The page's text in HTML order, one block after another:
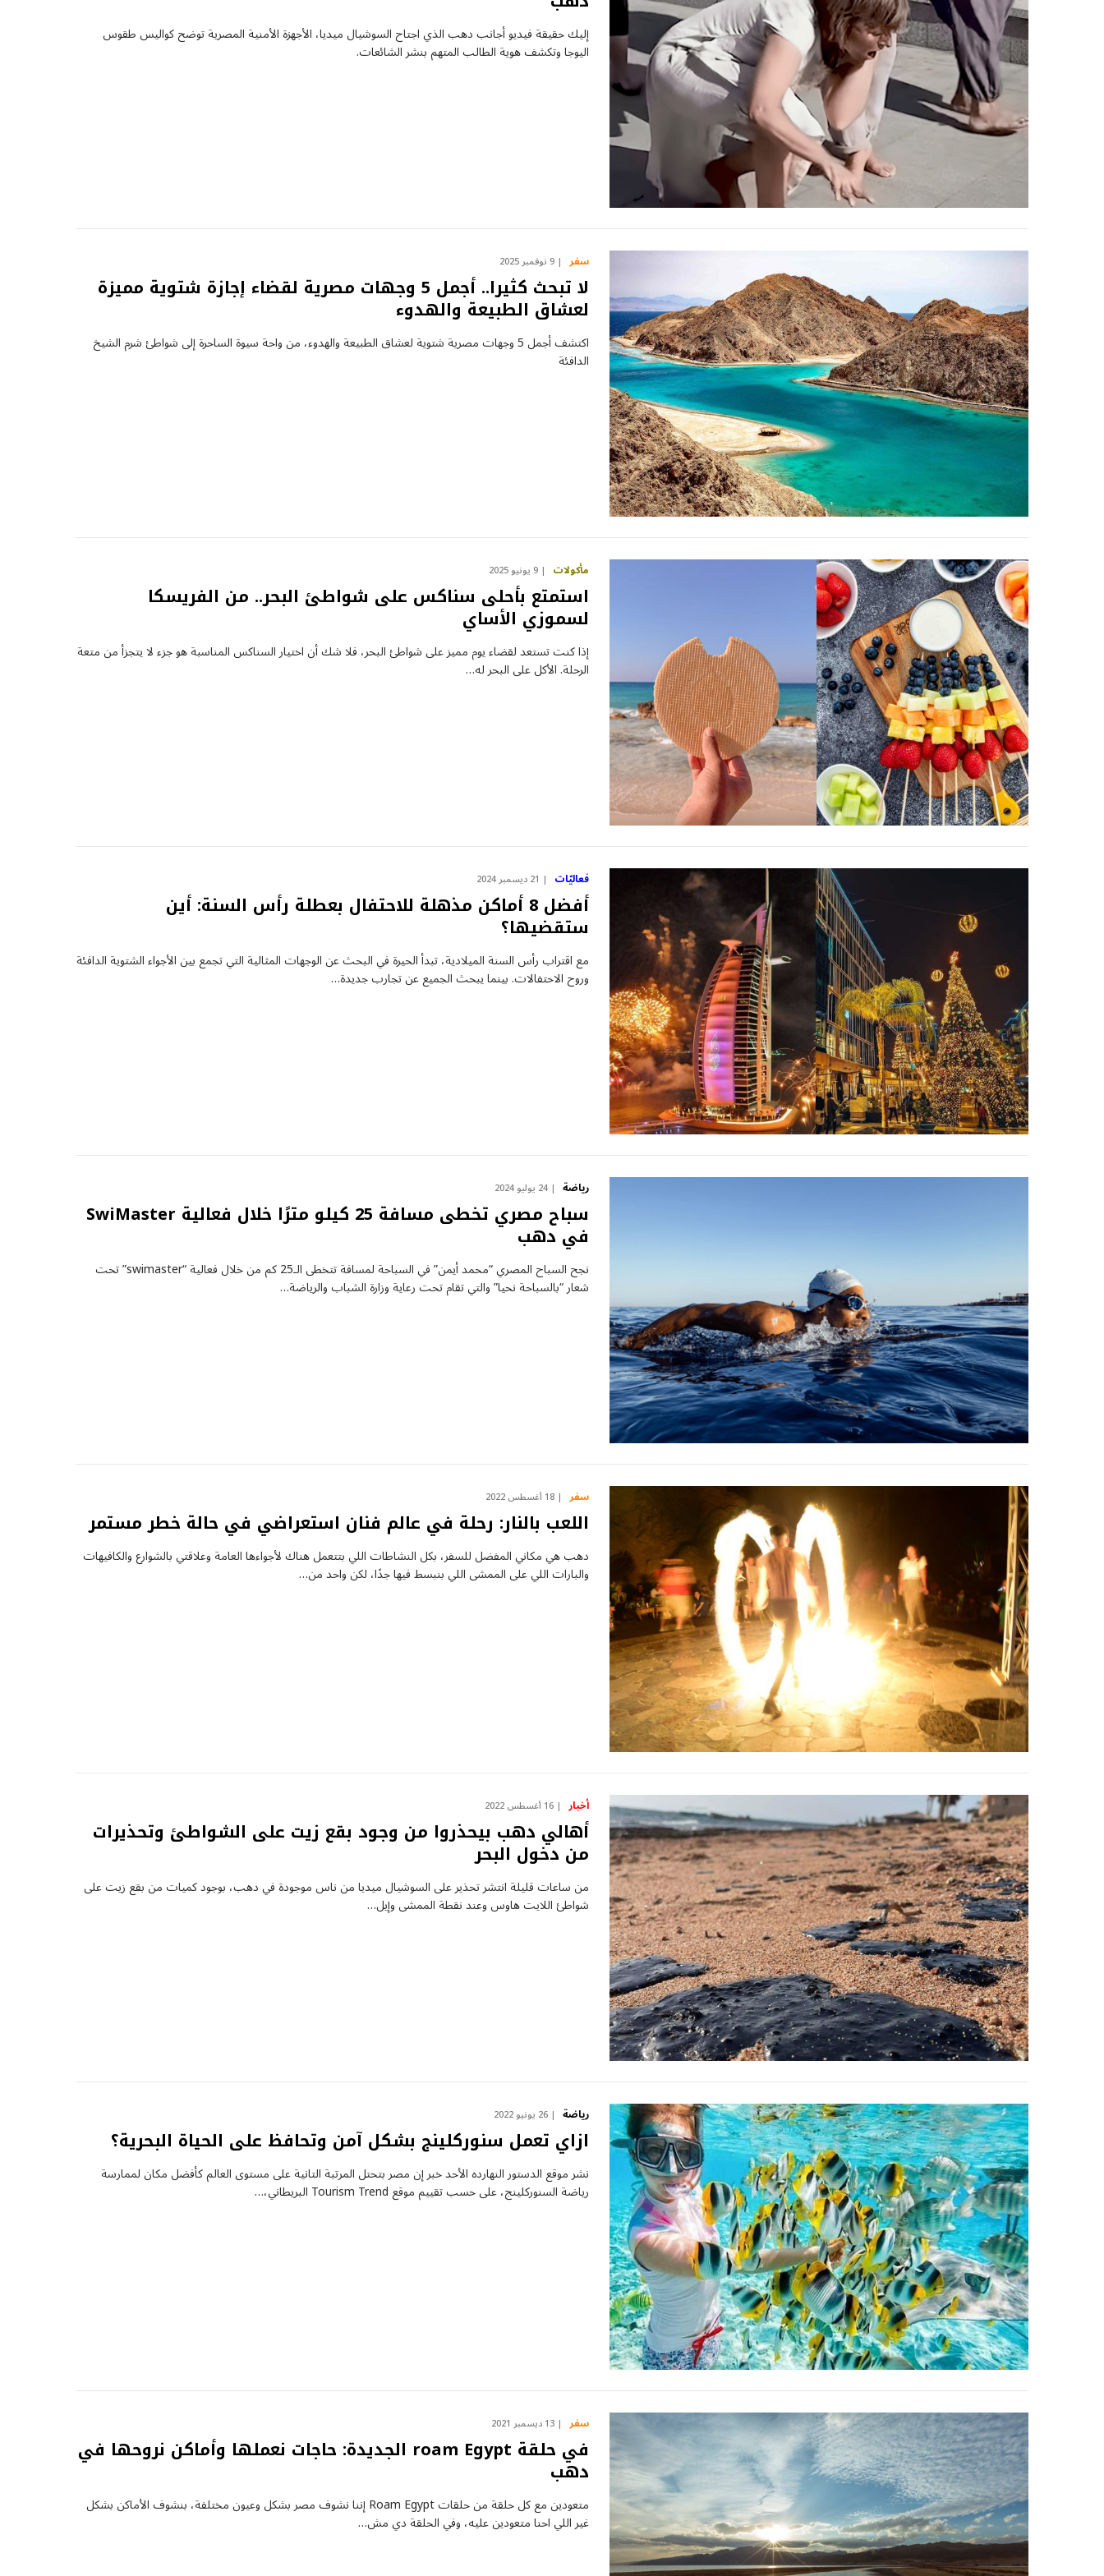
إليك حقيقة فيديو أجانب دهب الذي اجتاح السوشيال ميديا، الأجهزة الأمنية المصرية توضح كواليس طقوس
اليوجا وتكشف هوية الطالب المتهم بنشر الشائعات.
سفر 9 نوفمبر 2025
لا تبحث كثيرا.. أجمل 5 وجهات مصرية لقضاء إجازة شتوية مميزة
لعشاق الطبيعة والهدوء
اكتشف أجمل 5 وجهات مصرية شتوية لعشاق الطبيعة والهدوء، من واحة سيوة الساحرة إلى شواطئ شرم الشيخ
الدافئة
مأكولات 9 يونيو 2025
استمتع بأحلى سناكس على شواطئ البحر.. من الفريسكا
لسموزي الأساي
إذا كنت تستعد لقضاء يوم مميز على شواطئ البحر، فلا شك أن اختيار السناكس المناسبة هو جزء لا يتجزأ من متعة
الرحلة. الأكل على البحر له…
فعاليّات 21 ديسمبر 2024
أفضل 8 أماكن مذهلة للاحتفال بعطلة رأس السنة: أين
ستقضيها؟
مع اقتراب رأس السنة الميلادية، تبدأ الحيرة في البحث عن الوجهات المثالية التي تجمع بين الأجواء الشتوية الدافئة
وروح الاحتفالات. بينما يبحث الجميع عن تجارب جديدة…
رياضة 24 يوليو 2024
سباح مصري تخطى مسافة 25 كيلو مترًا خلال فعالية SwiMaster
في دهب
نجح السباح المصري “محمد أيمن” في السباحة لمسافة تتخطى الـ25 كم من خلال فعالية “swimaster” تحت
شعار “بالسباحة نحيا” والتي تقام تحت رعاية وزارة الشباب والرياضة…
سفر 18 أغسطس 2022
اللعب بالنار: رحلة في عالم فنان استعراضي في حالة خطر مستمر
دهب هي مكاني المفضل للسفر، بكل النشاطات اللي بتتعمل هناك لأجواءها العامة وعلاقتي بالشوارع والكافيهات
والبارات اللي على الممشى اللي بنبسط فيها جدًا، لكن واحد من…
أخبار 16 أغسطس 2022
أهالي دهب بيحذروا من وجود بقع زيت على الشواطئ وتحذيرات
من دخول البحر
من ساعات قليلة انتشر تحذير على السوشيال ميديا من ناس موجودة في دهب، بوجود كميات من بقع زيت على
شواطئ اللايت هاوس وعند نقطة الممشى وإيل…
رياضة 26 يونيو 2022
ازاي تعمل سنوركلينج بشكل آمن وتحافظ على الحياة البحرية؟
نشر موقع الدستور النهارده الأحد خبر إن مصر بتحتل المرتبة التانية على مستوى العالم كأفضل مكان لممارسة
رياضة السنوركلينج، على حسب تقييم موقع Tourism Trend البريطاني،…
سفر 13 ديسمبر 2021
في حلقة roam Egypt الجديدة: حاجات نعملها وأماكن نروحها في
دهب
متعودين مع كل حلقة من حلقات Roam Egypt إننا نشوف مصر بشكل وعيون مختلفة، بنشوف الأماكن بشكل
غير اللي احنا متعودين عليه، وفي الحلقة دي مش…